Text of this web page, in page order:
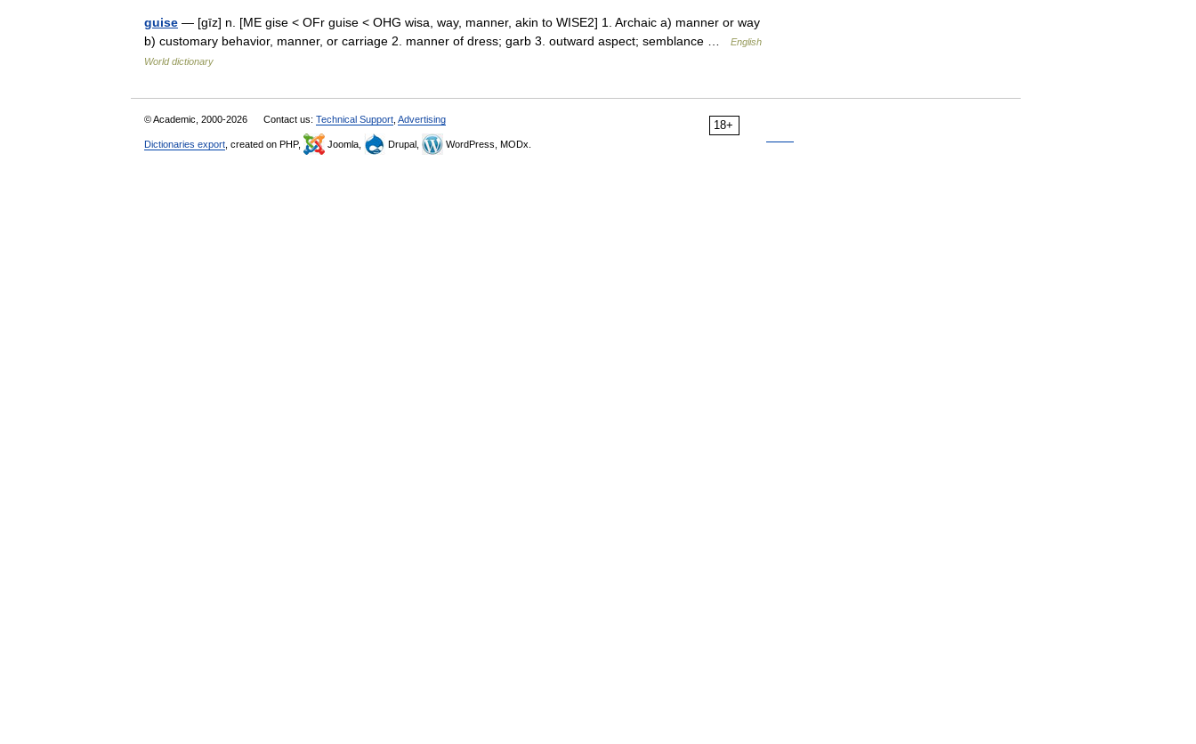
guise — [gīz] n. [ME gise < OFr guise < OHG wisa, way, manner, akin to WISE2] 1. Archaic a) manner or way
b) customary behavior, manner, or carriage 2. manner of dress; garb 3. outward aspect; semblance …
English
World dictionary
18+
© Academic, 2000-2026 Contact us: Technical Support Advertising
Dictionaries export , created on PHP, Joomla, Drupal, WordPress, MODx.